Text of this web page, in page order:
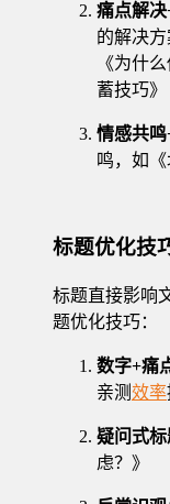
痛点解
的解决
《为什
蓄技巧》
情感共
鸣，如
标题优化技
标题直接影响
题优化技巧：
数字+痛
亲测效率
疑问式标
虑？》